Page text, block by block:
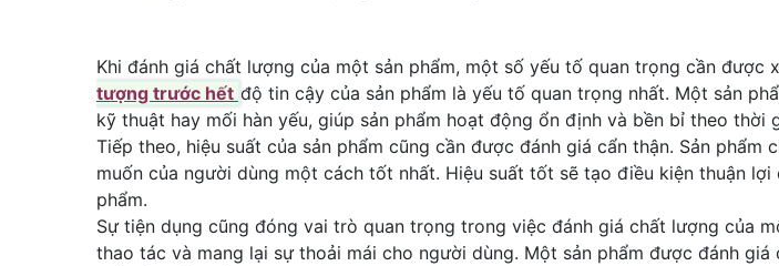
Khi đánh giá chất lượng của một sản phẩm, một số yếu tố quan trọng cần
tượng trước hết độ tin cậy của sản phẩm là yếu tố quan trọng nhất. Một sản
kỹ thuật hay mối hàn yếu, giúp sản phẩm hoạt động ổn định và bền bỉ theo thời
Tiếp theo, hiệu suất của sản phẩm cũng cần được đánh giá cẩn thận. Sản
muốn của người dùng một cách tốt nhất. Hiệu suất tốt sẽ tạo điều kiện thuận
phẩm.
Sự tiện dụng cũng đóng vai trò quan trọng trong việc đánh giá chất lượng của
thao tác và mang lại sự thoải mái cho người dùng. Một sản phẩm được đánh